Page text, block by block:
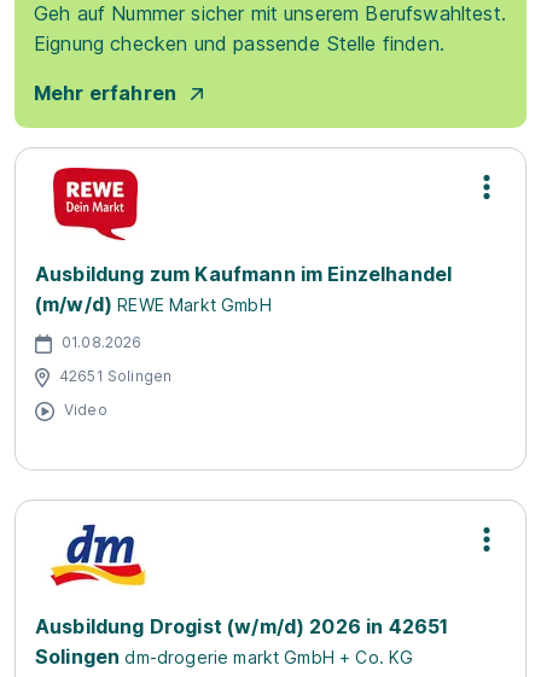
Geh auf Nummer sicher mit unserem Berufswahltest.
Eignung checken und passende Stelle finden.
Mehr erfahren
Ausbildung zum Kaufmann im Einzelhandel
(m/w/d) REWE Markt GmbH
01.08.2026
42651 Solingen
Video
Ausbildung Drogist (w/m/d) 2026 in 42651
Solingen dm-drogerie markt GmbH + Co. KG